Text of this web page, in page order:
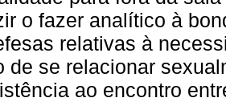
o fazer analítico à
relativas à
de se relacionar
ao encontro